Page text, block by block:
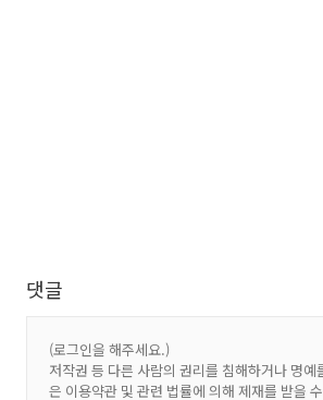
댓글